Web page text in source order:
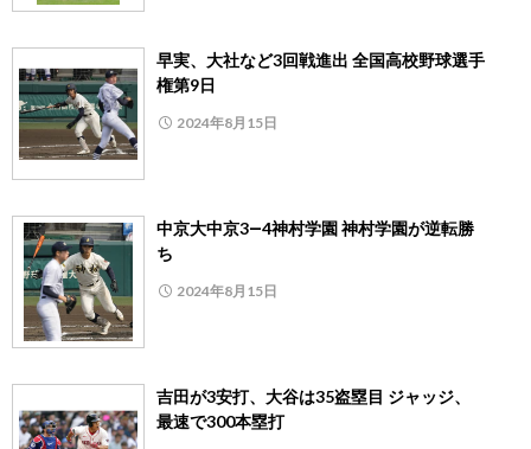
早実、大社など3回戦進出 全国高校野球選手
権第9日
2024年8月15日
中京大中京3―4神村学園 神村学園が逆転勝
ち
2024年8月15日
吉田が3安打、大谷は35盗塁目 ジャッジ、
最速で300本塁打